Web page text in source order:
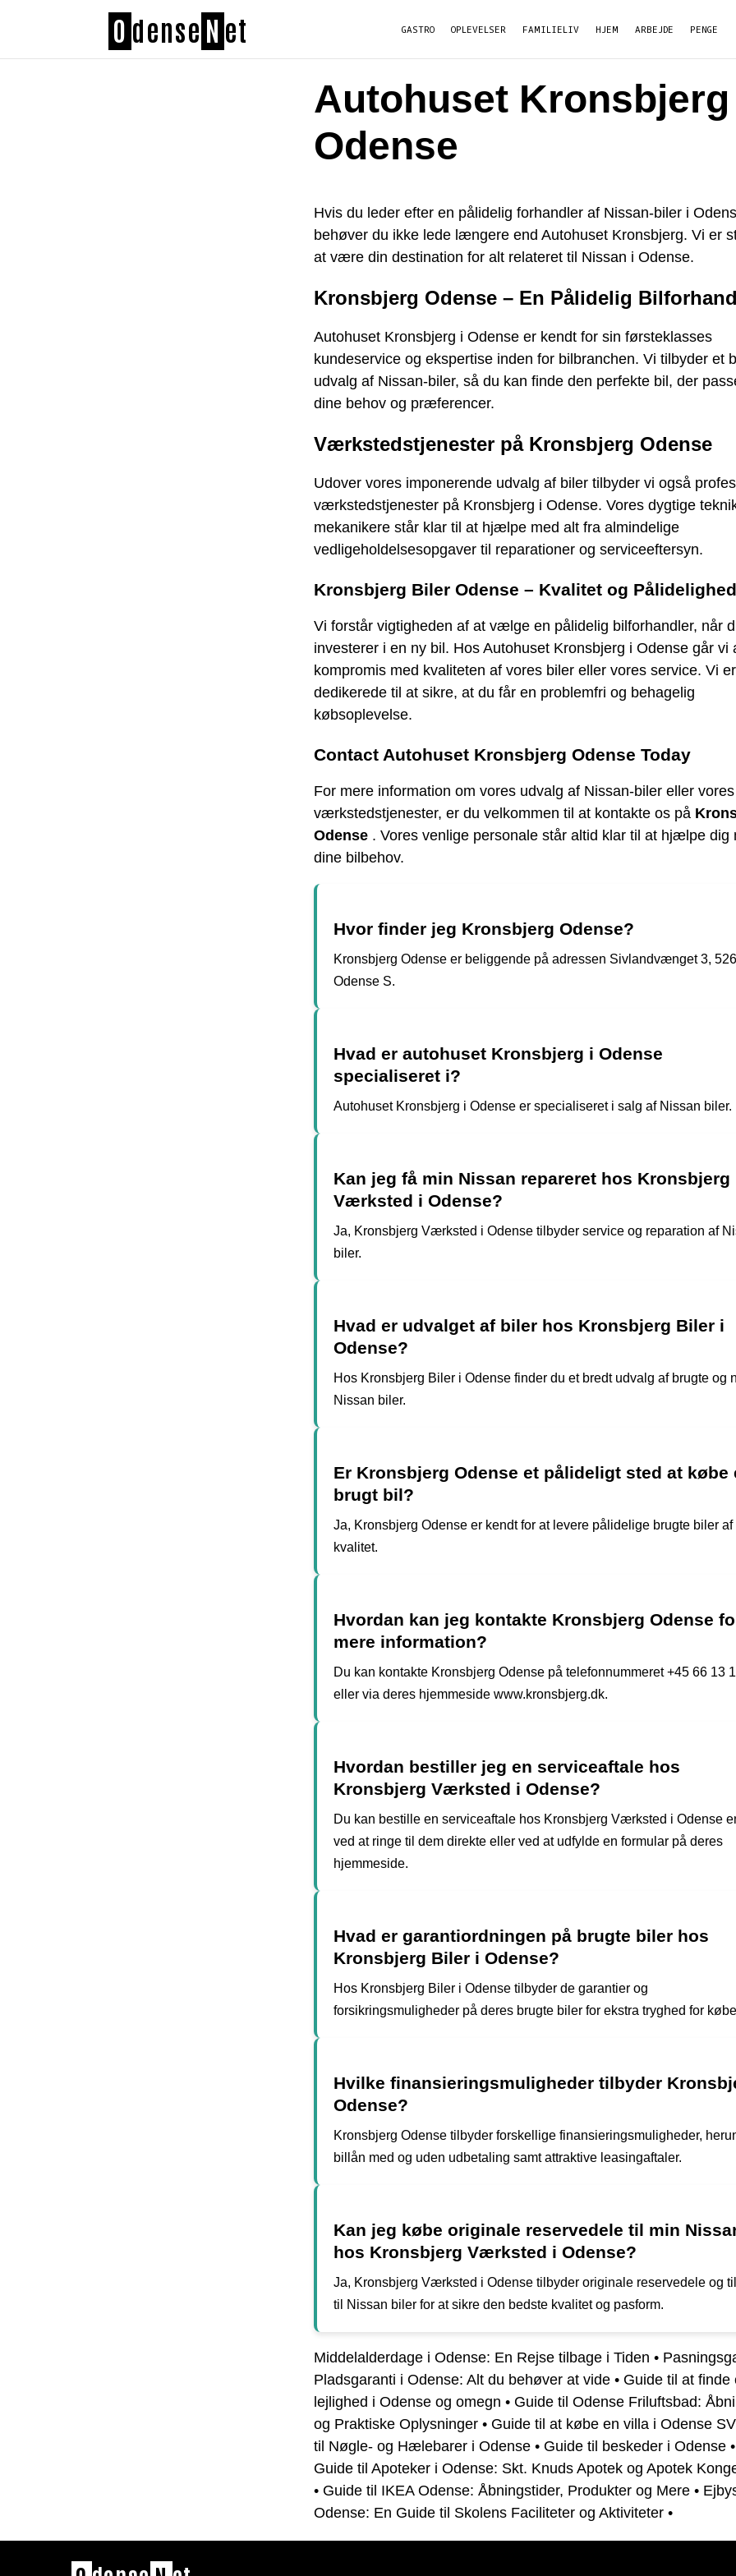
O dense N et GASTRO OPLEVELSER FAMILIELIV HJEM ARBEJDE PENGE
Autohuset Kronsbjerg
Odense
Hvis du leder efter en pålidelig forhandler af Nissan-biler i
behøver du ikke lede længere end Autohuset Kronsbjerg. Vi er
at være din destination for alt relateret til Nissan i Odense.
Kronsbjerg Odense – En Pålidelig
Autohuset Kronsbjerg i Odense er kendt for sin førsteklasses
kundeservice og ekspertise inden for bilbranchen. Vi tilbyder et
udvalg af Nissan-biler, så du kan finde den perfekte bil, der
dine behov og præferencer.
Værkstedstjenester på Kronsbjerg Odense
Udover vores imponerende udvalg af biler tilbyder vi også
værkstedstjenester på Kronsbjerg i Odense. Vores dygtige
mekanikere står klar til at hjælpe med alt fra almindelige
vedligeholdelsesopgaver til reparationer og serviceeftersyn.
Kronsbjerg Biler Odense – Kvalitet og Pålidelighed
Vi forstår vigtigheden af at vælge en pålidelig bilforhandler, når
investerer i en ny bil. Hos Autohuset Kronsbjerg i Odense går vi
kompromis med kvaliteten af vores biler eller vores service. Vi er
dedikerede til at sikre, at du får en problemfri og behagelig
købsoplevelse.
Contact Autohuset Kronsbjerg Odense Today
For mere information om vores udvalg af Nissan-biler eller vores
værkstedstjenester, er du velkommen til at kontakte os på
Odense . Vores venlige personale står altid klar til at hjælpe dig
dine bilbehov.
Hvor finder jeg Kronsbjerg Odense?
Kronsbjerg Odense er beliggende på adressen Sivlandvænget 3,
Odense S.
Hvad er autohuset Kronsbjerg i Odense
specialiseret i?
Autohuset Kronsbjerg i Odense er specialiseret i salg af Nissan biler.
Kan jeg få min Nissan repareret hos Kronsbjerg
Værksted i Odense?
Ja, Kronsbjerg Værksted i Odense tilbyder service og reparation af
biler.
Hvad er udvalget af biler hos Kronsbjerg Biler i
Odense?
Hos Kronsbjerg Biler i Odense finder du et bredt udvalg af brugte og
Nissan biler.
Er Kronsbjerg Odense et pålideligt sted at købe
brugt bil?
Ja, Kronsbjerg Odense er kendt for at levere pålidelige brugte biler af
kvalitet.
Hvordan kan jeg kontakte Kronsbjerg Odense
mere information?
Du kan kontakte Kronsbjerg Odense på telefonnummeret +45 66 13
eller via deres hjemmeside www.kronsbjerg.dk.
Hvordan bestiller jeg en serviceaftale hos
Kronsbjerg Værksted i Odense?
Du kan bestille en serviceaftale hos Kronsbjerg Værksted i Odense
ved at ringe til dem direkte eller ved at udfylde en formular på deres
hjemmeside.
Hvad er garantiordningen på brugte biler hos
Kronsbjerg Biler i Odense?
Hos Kronsbjerg Biler i Odense tilbyder de garantier og
forsikringsmuligheder på deres brugte biler for ekstra tryghed for
Hvilke finansieringsmuligheder tilbyder
Odense?
Kronsbjerg Odense tilbyder forskellige finansieringsmuligheder,
billån med og uden udbetaling samt attraktive leasingaftaler.
Kan jeg købe originale reservedele til min
hos Kronsbjerg Værksted i Odense?
Ja, Kronsbjerg Værksted i Odense tilbyder originale reservedele og
til Nissan biler for at sikre den bedste kvalitet og pasform.
Middelalderdage i Odense: En Rejse tilbage i Tiden •
Pladsgaranti i Odense: Alt du behøver at vide • Guide til at finde
lejlighed i Odense og omegn • Guide til Odense Friluftsbad:
og Praktiske Oplysninger • Guide til at købe en villa i Odense SV
til Nøgle- og Hælebarer i Odense • Guide til beskeder i Odense •
Guide til Apoteker i Odense: Skt. Knuds Apotek og Apotek
• Guide til IKEA Odense: Åbningstider, Produkter og Mere •
Odense: En Guide til Skolens Faciliteter og Aktiviteter •